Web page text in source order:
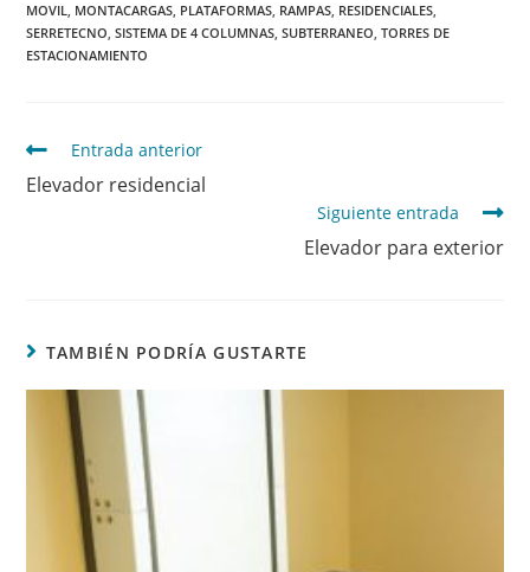
MOVIL, MONTACARGAS, PLATAFORMAS, RAMPAS, RESIDENCIALES,
SERRETECNO, SISTEMA DE 4 COLUMNAS, SUBTERRANEO, TORRES DE
ESTACIONAMIENTO
Entrada anterior
Elevador residencial
Siguiente entrada
Elevador para exterior
TAMBIÉN PODRÍA GUSTARTE